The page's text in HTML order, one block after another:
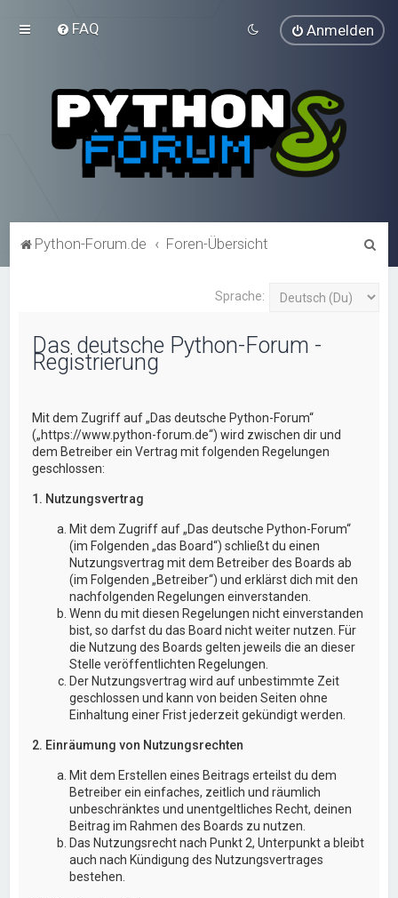
FAQ Anmelden
Python-Forum.de Foren-Übersicht
Sprache:
Das deutsche Python-Forum -
Registrierung
Mit dem Zugriff auf „Das deutsche Python-Forum“
(„https://www.python-forum.de“) wird zwischen dir und
dem Betreiber ein Vertrag mit folgenden Regelungen
geschlossen:
1. Nutzungsvertrag
Mit dem Zugriff auf „Das deutsche Python-Forum“
(im Folgenden „das Board“) schließt du einen
Nutzungsvertrag mit dem Betreiber des Boards ab
(im Folgenden „Betreiber“) und erklärst dich mit den
nachfolgenden Regelungen einverstanden.
Wenn du mit diesen Regelungen nicht einverstanden
bist, so darfst du das Board nicht weiter nutzen. Für
die Nutzung des Boards gelten jeweils die an dieser
Stelle veröffentlichten Regelungen.
Der Nutzungsvertrag wird auf unbestimmte Zeit
geschlossen und kann von beiden Seiten ohne
Einhaltung einer Frist jederzeit gekündigt werden.
2. Einräumung von Nutzungsrechten
Mit dem Erstellen eines Beitrags erteilst du dem
Betreiber ein einfaches, zeitlich und räumlich
unbeschränktes und unentgeltliches Recht, deinen
Beitrag im Rahmen des Boards zu nutzen.
Das Nutzungsrecht nach Punkt 2, Unterpunkt a bleibt
auch nach Kündigung des Nutzungsvertrages
bestehen.